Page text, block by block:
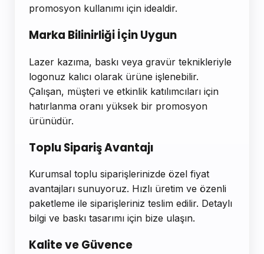
promosyon kullanımı için idealdir.
Marka Bilinirliği İçin Uygun
Lazer kazıma, baskı veya gravür teknikleriyle
logonuz kalıcı olarak ürüne işlenebilir.
Çalışan, müşteri ve etkinlik katılımcıları için
hatırlanma oranı yüksek bir promosyon
ürünüdür.
Toplu Sipariş Avantajı
Kurumsal toplu siparişlerinizde özel fiyat
avantajları sunuyoruz. Hızlı üretim ve özenli
paketleme ile siparişleriniz teslim edilir. Detaylı
bilgi ve baskı tasarımı için bize ulaşın.
Kalite ve Güvence